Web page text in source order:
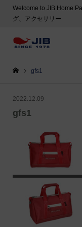
Welcome to JIB Home
グ、アクセサリー
gfs1
2022.12.09
gfs1